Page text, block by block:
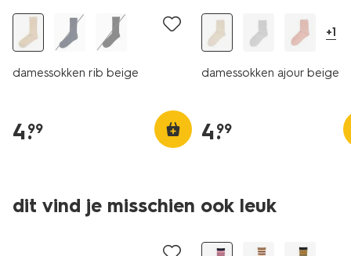
damessokken rib beige
4.
99
+1
damessokken ajour beige
4.
99
dit vind je misschien ook leuk
sale
sale